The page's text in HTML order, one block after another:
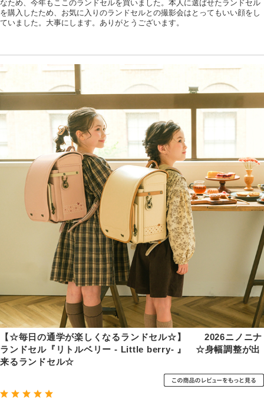
なため、今年もここのランドセルを買いました。本人に選ばせたランドセル
を購入したため、お気に入りのランドセルとの撮影会はとってもいい顔をし
ていました。大事にします。ありがとうございます。
【☆毎日の通学が楽しくなるランドセル☆】 2026ニノニナ
ランドセル『リトルベリー - Little berry- 』 ☆身幅調整が出
来るランドセル☆